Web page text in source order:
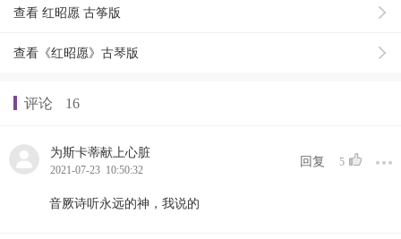
查看 红昭愿 古筝版
查看《红昭愿》古琴版
评论 16
为斯卡蒂献上心脏
2021-07-23 10:50:32
回复 5
音厥诗听永远的神，我说的